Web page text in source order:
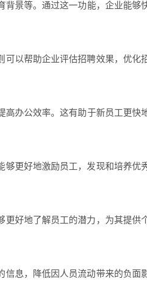
景等。通过这一功能，企业能够
以帮助企业评估招聘效果，优化
高办公效率。这有助于新员工更快
更好地激励员工，发现和培养优
好地了解员工的潜力，为其提供
息，降低因人员流动带来的负面